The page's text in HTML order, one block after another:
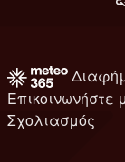
Επικοινωνήστε
Σχολιασμός